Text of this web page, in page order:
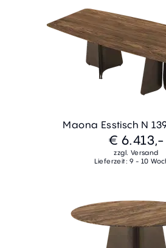
Maona Esstisch N
€ 6.413,-
zzgl. Versand
Lieferzeit: 9 - 10